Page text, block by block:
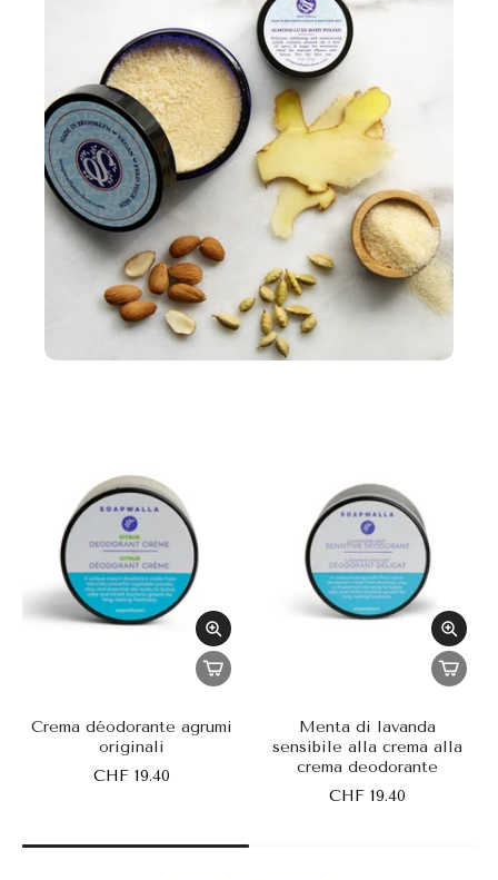
per nutrire profondamente la pelle. Il marchio mette in evidenza
l'artigianato e la sostenibilità, favorendo esclusivamente gli
ingredienti organici per supportare la salute della pelle e
preservare un'ecologia sana.
Crema déodorante agrumi
originali
CHF 19.40
Menta di lavanda
sensibile alla crema alla
crema deodorante
CHF 19.40